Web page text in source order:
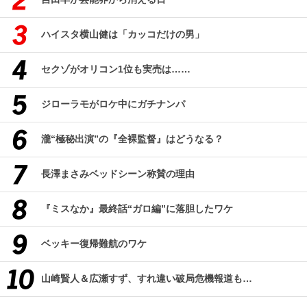
ハイスタ横山健は「カッコだけの男」
セクゾがオリコン1位も実売は……
ジローラモがロケ中にガチナンパ
瀧“極秘出演”の『全裸監督』はどうなる？
長澤まさみベッドシーン称賛の理由
『ミスなか』最終話“ガロ編”に落胆したワケ
ベッキー復帰難航のワケ
山崎賢人＆広瀬すず、すれ違い破局危機報道も…